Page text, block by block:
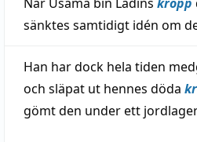
sänktes samtidigt idén om
Han har dock hela tiden
och släpat ut hennes döda
gömt den under ett